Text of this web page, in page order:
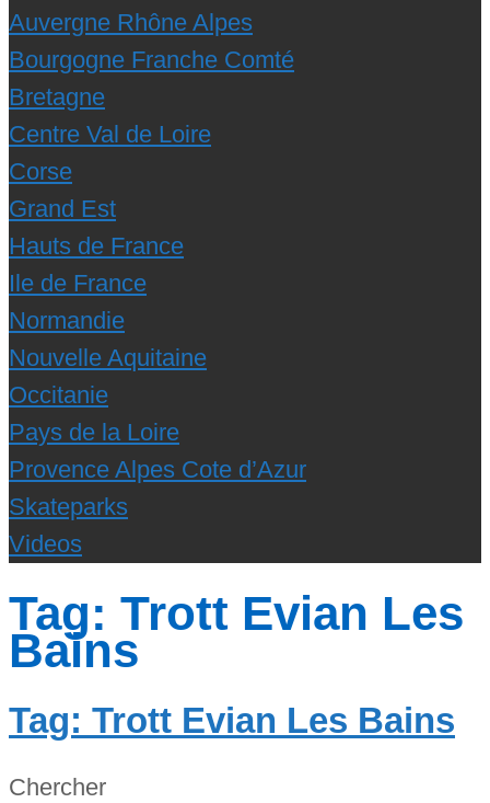
Auvergne Rhône Alpes
Bourgogne Franche Comté
Bretagne
Centre Val de Loire
Corse
Grand Est
Hauts de France
Ile de France
Normandie
Nouvelle Aquitaine
Occitanie
Pays de la Loire
Provence Alpes Cote d’Azur
Skateparks
Videos
Tag: Trott Evian Les
Bains
Tag: Trott Evian Les Bains
Chercher